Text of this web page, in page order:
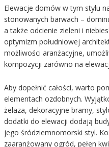
Elewacje domów w tym stylu
stonowanych barwach –
a także odcienie zieleni i
optymizm południowej
możliwości aranżacyjne,
kompozycji zarówno na
Aby dopełnić całości, warto
elementach ozdobnych.
żelaza, dekoracyjne bramy,
dodatki do elewacji dodają
jego śródziemnomorski styl.
zaaranżowany ogród, pełen